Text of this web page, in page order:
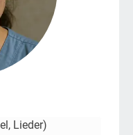
Lieder)